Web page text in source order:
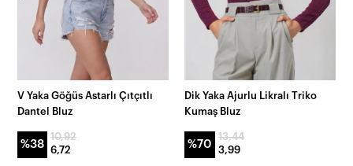
V Yaka Göğüs Astarlı Çıtçıtlı
Dantel Bluz
%38
10,92
6,72
Dik Yaka Ajurlu Likralı Triko
Kumaş Bluz
%70
13,44
3,99